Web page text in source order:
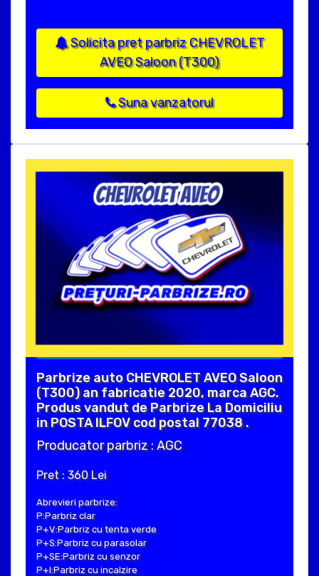
Solicita pret parbriz CHEVROLET
AVEO Saloon (T300)
Suna vanzatorul
Parbrize auto CHEVROLET AVEO Saloon
(T300) an fabricatie 2020, marca AGC.
Produs vandut de Parbrize La Domiciliu
in POSTA ILFOV cod postal 77038 .
Producator parbriz : AGC
Pret : 360 Lei
Abrevieri parbrize:
P:Parbriz clar
P+V:Parbriz cu tenta verde
P+S:Parbriz cu parasolar
P+SE:Parbriz cu senzor
P+I:Parbriz cu incalzire